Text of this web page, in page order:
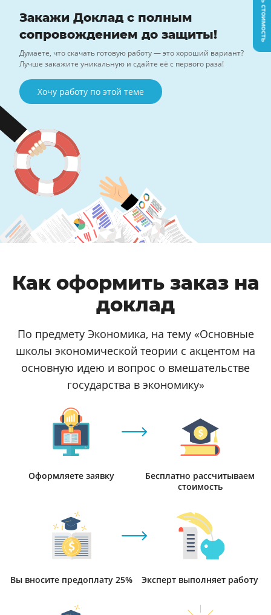
Закажи Доклад с полным
сопровождением до защиты!
Думаете, что скачать готовую работу — это хороший вариант?
Лучше закажите уникальную и сдайте её с первого раза!
Хочу работу по этой теме
Как оформить заказ на
доклад
По предмету Экономика, на тему «Основные
школы экономической теории с акцентом на
основную идею и вопрос о вмешательстве
государства в экономику»
Оформляете заявку
Бесплатно рассчитываем
стоимость
Вы вносите предоплату 25% Эксперт выполняет работу